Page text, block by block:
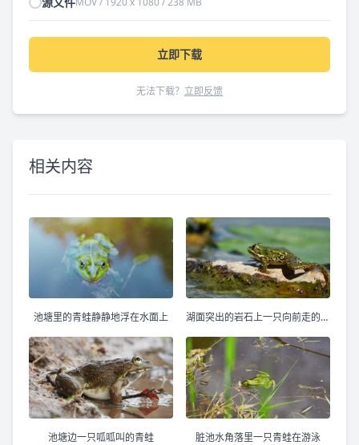
立即下载
无法下载？ 立即反馈
相关内容
池塘里的青蛙静静地浮在水面上 湖面突出的岩石上一只向前走的青蛙
池塘边一只呱呱叫的青蛙 脏池水角落里一只青蛙在游泳